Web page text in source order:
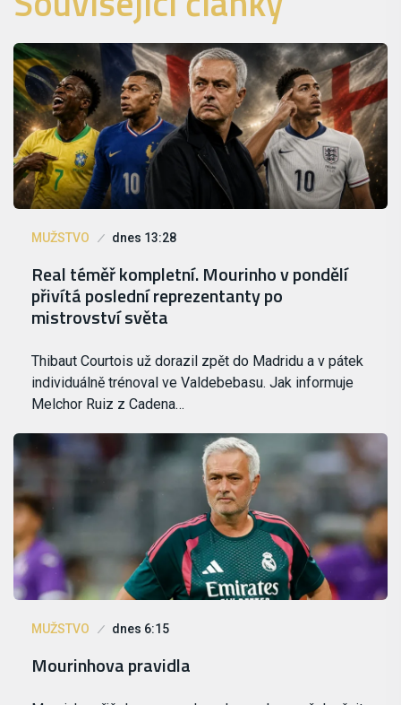
MUŽSTVO dnes 13:28
Real téměř kompletní. Mourinho v pondělí
přivítá poslední reprezentanty po
mistrovství světa
Thibaut Courtois už dorazil zpět do Madridu a v pátek
individuálně trénoval ve Valdebebasu. Jak informuje
Melchor Ruiz z Cadena…
MUŽSTVO dnes 6:15
Mourinhova pravidla